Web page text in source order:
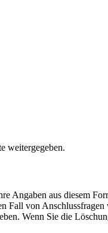
weitergegeben.
Angaben aus diesem
Fall von Anschlussfragen
Wenn Sie die